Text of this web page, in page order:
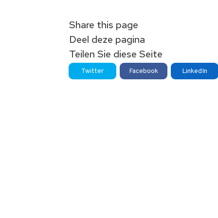
Share this page
Deel deze pagina
Teilen Sie diese Seite
Twitter Facebook LinkedIn